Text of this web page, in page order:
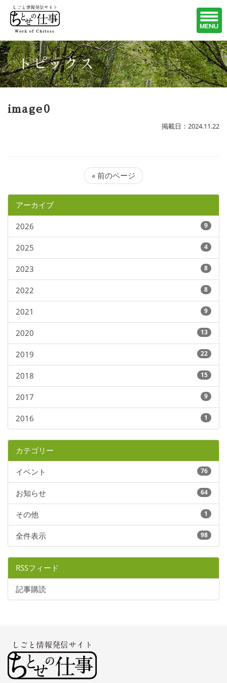
トピックス
image0
掲載日：2024.11.22
« 前のページ
アーカイブ
2026 9
2025 4
2023 8
2022 8
2021 9
2020 13
2019 22
2018 15
2017 9
2016 1
カテゴリー
イベント 76
お知らせ 64
その他 1
全件表示 98
RSSフィード
記事購読